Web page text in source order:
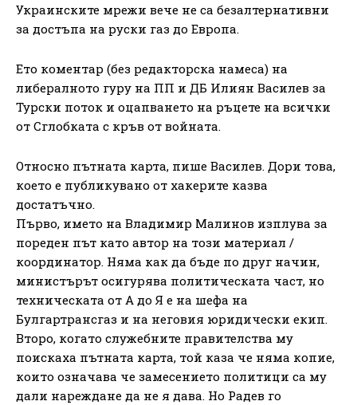
Украинските мрежи вече не са безалтернативни
за достъпа на руски газ до Европа.
Ето коментар (без редакторска намеса) на
либералното гуру на ПП и ДБ Илиян Василев за
Турски поток и оцапването на ръцете на всички
от Сглобката с кръв от войната.
Относно пътната карта, пише Василев. Дори това,
което е публикувано от хакерите казва
достатъчно.
Първо, името на Владимир Малинов изплува за
пореден път като автор на този материал /
координатор. Няма как да бъде по друг начин,
министърът осигурява политическата част, но
техническата от А до Я е на шефа на
Булгартрансгаз и на неговия юридически екип.
Второ, когато служебните правителства му
поискаха пътната карта, той каза че няма копие,
които означава че замесението политици са му
дали нареждане да не я дава. Но Радев го